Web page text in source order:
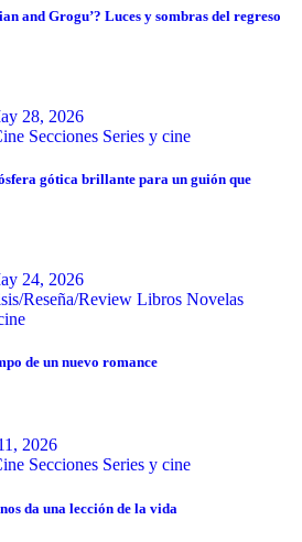
and Grogu’? Luces y sombras del regreso
28, 2026
Secciones Series y cine
gótica brillante para un guión que
24, 2026
Reseña/Review Libros Novelas
de un nuevo romance
2026
Secciones Series y cine
da una lección de la vida